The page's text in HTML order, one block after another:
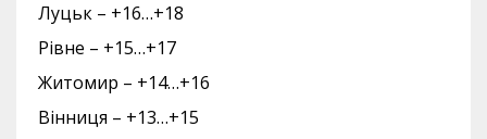
Луцьк – +16…+18
Рівне – +15…+17
Житомир – +14…+16
Вінниця – +13…+15